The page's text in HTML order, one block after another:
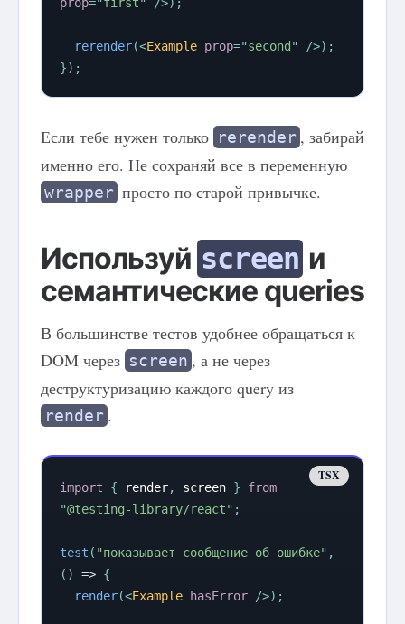
rerender(<Example prop="second " />) ;
}) ;
Если тебе нужен только rerender , забирай
именно его. Не сохраняй все в переменную
wrapper просто по старой привычке.
Используй screen и
семантические queries
В большинстве тестов удобнее обращаться к
DOM через screen , а не через
деструктуризацию каждого query из
render .
import { render, screen }
from
"@testing-library/react" ;
test ( "показывает сообщение об ошибке" ,
( ) => {
render(<Example hasError />) ;